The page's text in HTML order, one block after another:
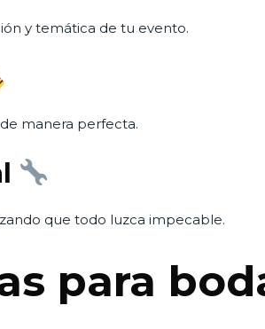
y temática de tu evento.
manera perfecta.
que todo luzca impecable.
para